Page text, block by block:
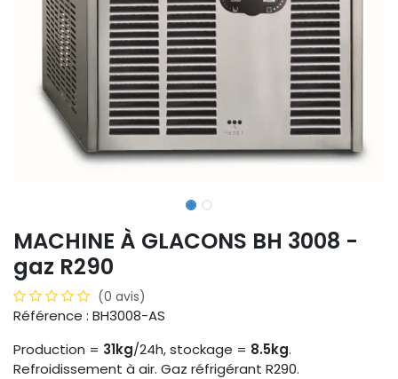
MACHINE À GLACONS BH 3008 -
gaz R290
(0 avis)
Référence : BH3008-AS
Production = 31kg/24h, stockage = 8.5kg.
Refroidissement à air. Gaz réfrigérant R290.